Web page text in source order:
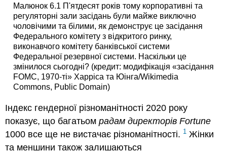
Малюнок 6.1 П'ятдесят років тому корпоративні та
регуляторні зали засідань були майже виключно
чоловічими та білими, як демонструє це засідання
Федерального комітету з відкритого ринку,
виконавчого комітету банківської системи
Федеральної резервної системи. Наскільки це
змінилося сьогодні? (кредит: модифікація «засідання
FOMC, 1970-ті» Харріса та Юінга/Wikimedia
Commons, Public Domain)
Індекс гендерної різноманітності 2020 року
показує, що багатьомрадам директорів Fortune
1000 все ще не вистачає різноманітності. 1 Жінки
та меншини також залишаються